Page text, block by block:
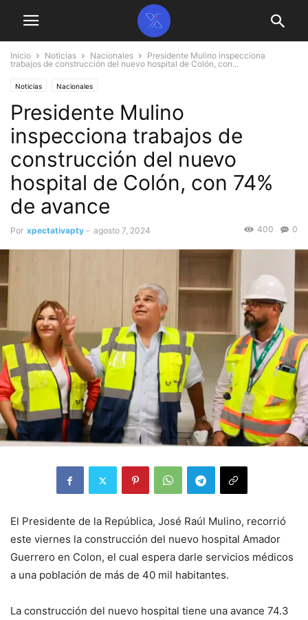
Inicio Noticias Nacionales
Presidente Mulino inspecciona
trabajos de construcción del nuevo hospital de Colón, con...
Noticias Nacionales
Presidente Mulino
inspecciona trabajos de
construcción del nuevo
hospital de Colón, con 74%
de avance
Por xpectativapty - agosto 7, 2024 0
400
El Presidente de la República, José Raúl Mulino, recorrió
este viernes la construcción del nuevo hospital Amador
Guerrero en Colon, el cual espera darle servicios médicos
a una población de más de 40 mil habitantes.
La construcción del nuevo hospital tiene una avance 74.3